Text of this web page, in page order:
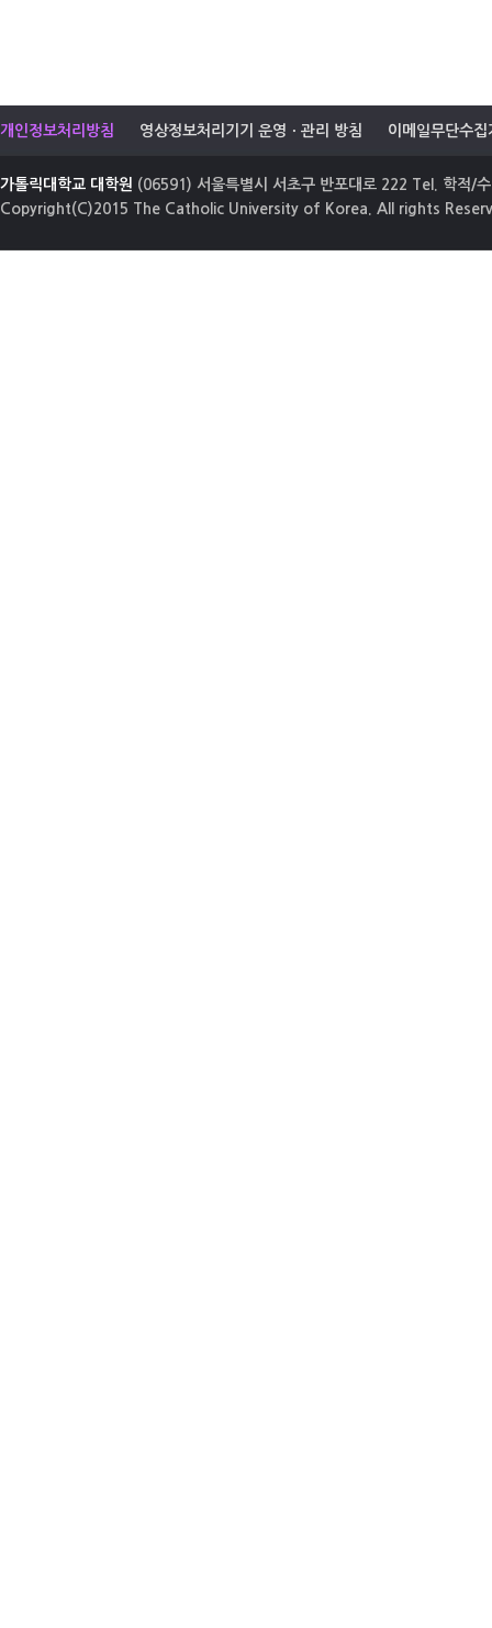
개인정보처리방침 영상정보처리기기 운영ㆍ관리 방침 이메일무단수집
가톨릭대학교 대학원 (06591) 서울특별시 서초구 반포대로 222 Tel. 학적/
Copyright(C)2015 The Catholic University of Korea. All rights